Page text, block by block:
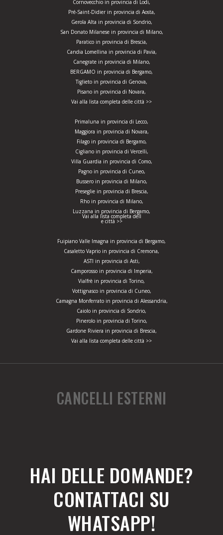
Cornovecchio in provincia di Lodi,
Pré-Saint-Didier in provincia di Aosta,
Gerola Alta in provincia di Sondrio,
San Donato Milanese in provincia di Milano,
Paratico in provincia di Brescia,
Candia Lomellina in provincia di Pavia,
Canegrate in provincia di Milano,
BERGAMO in provincia di Bergamo,
Tiglieto in provincia di Genova,
Pisano in provincia di Novara,
Vai alla lista completa delle città >>
Primaluna in provincia di Lecco,
Maggiora in provincia di Novara,
Filago in provincia di Bergamo,
Cigliano in provincia di Vercelli,
Villa Guardia in provincia di Como,
Pagno in provincia di Cuneo,
Bussero in provincia di Milano,
Preseglie in provincia di Brescia,
Rho in provincia di Milano,
Luzzana in provincia di Bergamo,
Vai alla lista completa dell
e città >>
Fuipiano Valle Imagna in provincia di Bergamo,
Casaletto Vaprio in provincia di Cremona,
ASTI in provincia di Asti,
Camporosso in provincia di Imperia,
Vialfrè in provincia di Torino,
Vottignasco in provincia di Cuneo,
Camagna Monferrato in provincia di Alessandria,
Caiolo in provincia di Sondrio,
Pinerolo in provincia di Torino,
Gardone Riviera in provincia di Brescia,
Vai alla lista completa delle città >>
CANCELLI ESTERNI
HAI DELLE DOMANDE?
CONTATTACI SU
WHATSAPP!